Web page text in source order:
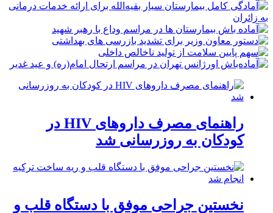
راهنمای مصرف داروهای HIV در
کودکان به روزرسانی شد
نخستین جراحی موفق با دستگاه قلب و